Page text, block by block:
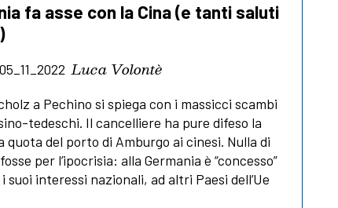
fa asse con la Cina (e tanti saluti
05_11_2022 Luca Volontè
a Pechino si spiega con i massicci scambi
tedeschi. Il cancelliere ha pure difeso la
quota del porto di Amburgo ai cinesi. Nulla di
per l’ipocrisia: alla Germania è “concesso”
suoi interessi nazionali, ad altri Paesi dell’Ue